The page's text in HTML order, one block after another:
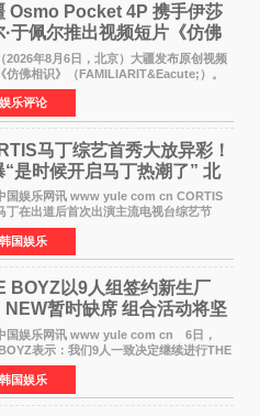
Osmo Pocket 4P 携手伊莎
·于佩尔推出视频短片《仿佛
》年8月6日，北京）大疆发布原创视频
仿佛相识》（FAMILIARIT&Eacute;）。
片由戛纳国际电影节最佳女演员伊莎贝尔·
（Isabelle Huppert）主演，全程使用大
双主摄口
娱乐评论
马丁综艺首秀大放异彩！
“是时候开启马丁热潮了” 北
演火热进行中
乐网讯 www yule com cn CORTIS
丁在出道后首次出演主流电视台综艺节
现了多才多艺的魅力。 马丁出演了5日
MBC《Radio Star》Fashion与Passion
I&lsquo;m
韩国娱乐
BOYZ以9人组签约新生厂
NEW暂时缺席 组合活动将坚
移继续
娱乐网讯 www yule com cn 6日，
表示：我们9人一致决定继续进行THE
组合活动，并且已经完成了组合团体活动
目前正在新生厂牌下进行活动准备。尚未
BOYZ原所
韩国娱乐